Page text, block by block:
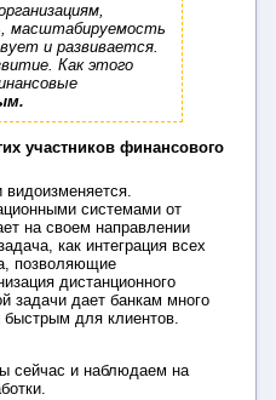
масштабируемость
и развивается.
Как этого
участников финансового
системами от
на своем направлении
как интеграция всех
позволяющие
дистанционного
задачи дает банкам много
для клиентов.
сейчас и наблюдаем на